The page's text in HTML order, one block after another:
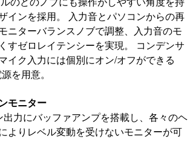
インを採用。 入力音とパソコンからの再
ニターバランスノブで調整、入力音のモ
すゼロレイテンシーを実現。 コンデンサ
イク入力には個別にオン/オフができる
を用意。
モニター
力にバッファアンプを搭載し、各々のヘ
よりレベル変動を受けないモニターが可